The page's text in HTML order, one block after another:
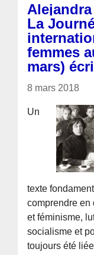
La
femmes
mars)
8 mars 2018
Un
texte
comprendre en
et féminisme,
socialisme et
toujours été